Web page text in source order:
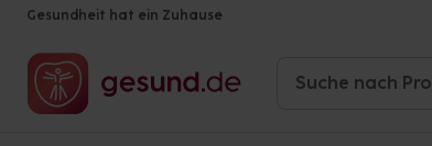
Gesundheit hat ein Zuhause